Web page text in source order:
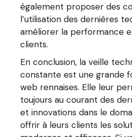
également proposer des
l’utilisation des dernières
améliorer la performance
clients.
En conclusion, la veille
constante est une grande
web rennaises. Elle leur
toujours au courant des
et innovations dans le
offrir à leurs clients les